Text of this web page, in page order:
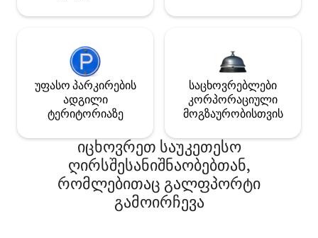
უფასო პარკირების
ადგილი
ტერიტორიაზე
საცხოვრებლები
კორპორაციული
მოგზაურობისთვის
იცხოვრეთ საუკეთესო
ღირსშესანიშნაობებთან,
რომლებითაც გალფპორტი
გამოირჩევა